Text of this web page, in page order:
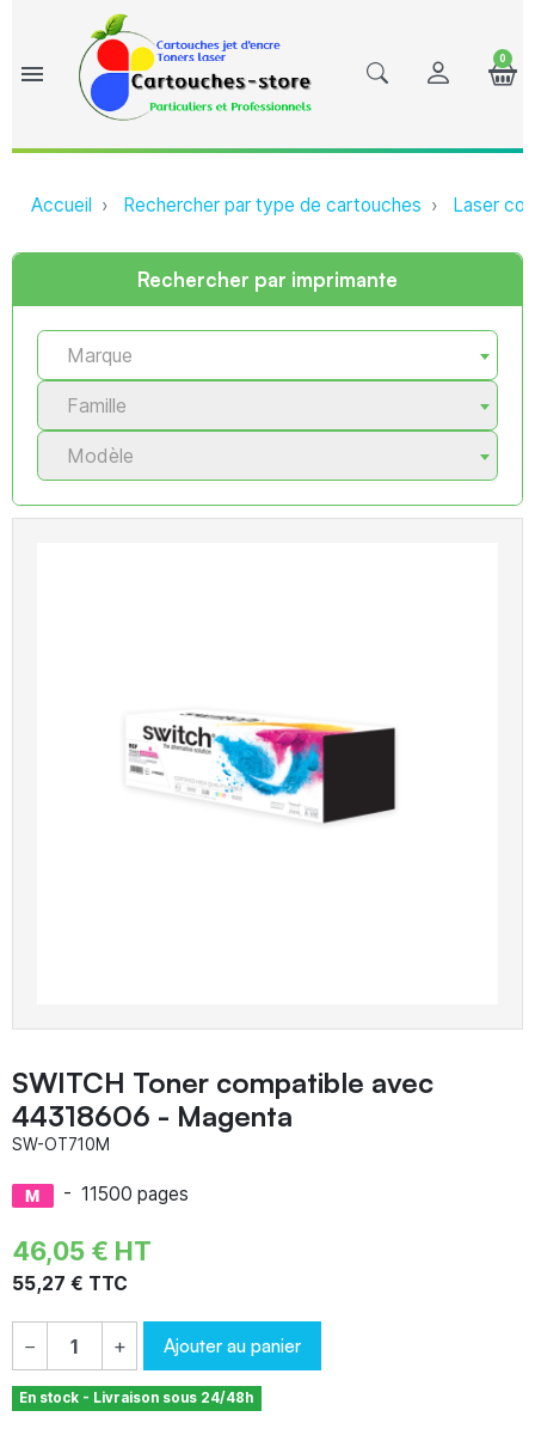
menu
0
Accueil Rechercher par type de cartouches Laser
Rechercher par imprimante
Marque
Famille
Modèle
SWITCH Toner compatible avec
44318606 - Magenta
SW-OT710M
- 11500 pages
46,05 € HT
55,27 € TTC
− + Ajouter au panier
En stock - Livraison sous 24/48h